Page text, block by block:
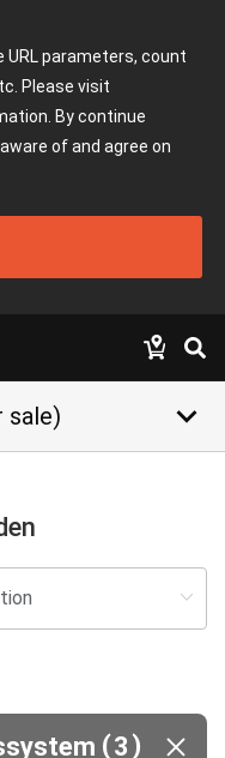
parameters, count
Please visit
By continue
of and agree on
sale) keyboard_arrow_down
(3 )